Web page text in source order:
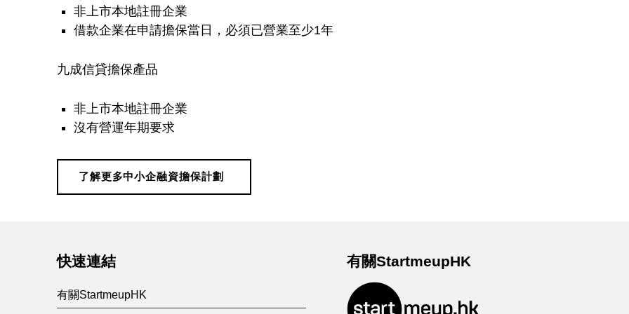
非上市本地註冊企業
借款企業在申請擔保當日，必須已營業至少1年
九成信貸擔保產品
非上市本地註冊企業
沒有營運年期要求
了解更多中小企融資擔保計劃
Skip back to main navigation
快速連結
有關StartmeupHK
有關StartmeupHK